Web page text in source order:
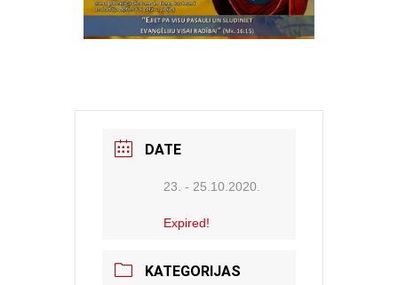
DATE
23. - 25.10.2020.
Expired!
KATEGORIJAS